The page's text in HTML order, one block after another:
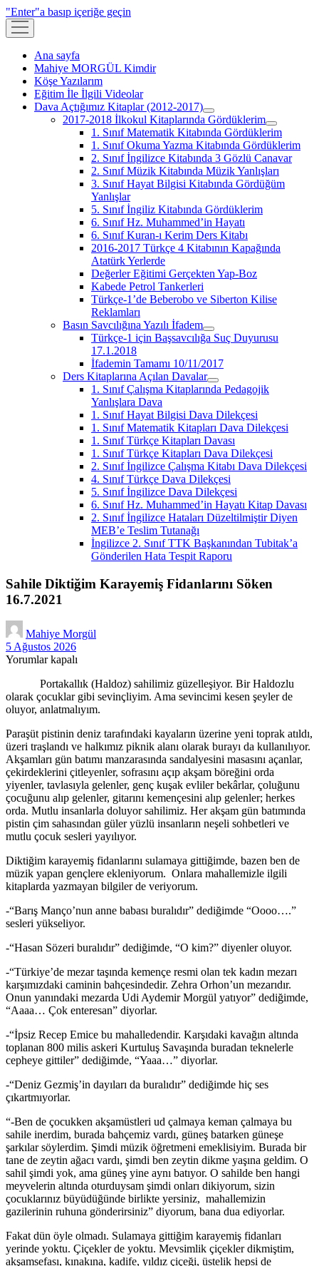
"Enter"a basıp içeriğe geçin
menüyü
aç
Ana sayfa
Mahiye MORGÜL Kimdir
Köşe Yazılarım
Eğitim İle İlgili Videolar
Dava Açtığımız Kitaplar (2012-2017)
menüyü
aç
2017-2018 İlkokul Kitaplarında Gördüklerim
menüyü
aç
1. Sınıf Matematik Kitabında Gördüklerim
1. Sınıf Okuma Yazma Kitabında Gördüklerim
2. Sınıf İngilizce Kitabında 3 Gözlü Canavar
2. Sınıf Müzik Kitabında Müzik Yanlışları
3. Sınıf Hayat Bilgisi Kitabında Gördüğüm
Yanlışlar
5. Sınıf İngiliz Kitabında Gördüklerim
6. Sınıf Hz. Muhammed’in Hayatı
6. Sınıf Kuran-ı Kerim Ders Kitabı
2016-2017 Türkçe 4 Kitabının Kapağında
Atatürk Yerlerde
Değerler Eğitimi Gerçekten Yap-Boz
Kabede Petrol Tankerleri
Türkçe-1’de Beberobo ve Siberton Kilise
Reklamları
Basın Savcılığına Yazılı İfadem
menüyü
aç
Türkçe-1 için Başsavcılığa Suç Duyurusu
17.1.2018
İfademin Tamamı 10/11/2017
Ders Kitaplarına Açılan Davalar
menüyü
aç
1. Sınıf Çalışma Kitaplarında Pedagojik
Yanlışlara Dava
1. Sınıf Hayat Bilgisi Dava Dilekçesi
1. Sınıf Matematik Kitapları Dava Dilekçesi
1. Sınıf Türkçe Kitapları Davası
1. Sınıf Türkçe Kitapları Dava Dilekçesi
2. Sınıf İngilizce Çalışma Kitabı Dava Dilekçesi
4. Sınıf Türkçe Dava Dilekçesi
5. Sınıf İngilizce Dava Dilekçesi
6. Sınıf Hz. Muhammed’in Hayatı Kitap Davası
2. Sınıf İngilizce Hataları Düzeltilmiştir Diyen
MEB’e Teslim Tutanağı
İngilizce 2. Sınıf TTK Başkanından Tubitak’a
Gönderilen Hata Tespit Raporu
Sahile Diktiğim Karayemiş Fidanlarını Söken
16.7.2021
Mahiye Morgül
5 Ağustos 2026
Yorumlar kapalı
Portakallık (Haldoz) sahilimiz güzelleşiyor. Bir Haldozlu
olarak çocuklar gibi sevinçliyim. Ama sevincimi kesen şeyler de
oluyor, anlatmalıyım.
Paraşüt pistinin deniz tarafındaki kayaların üzerine yeni toprak atıldı,
üzeri traşlandı ve halkımız piknik alanı olarak burayı da kullanılıyor.
Akşamları gün batımı manzarasında sandalyesini masasını açanlar,
çekirdeklerini çitleyenler, sofrasını açıp akşam böreğini orda
yiyenler, tavlasıyla gelenler, genç kuşak evliler bekârlar, çoluğunu
çocuğunu alıp gelenler, gitarını kemençesini alıp gelenler; herkes
orda. Mutlu insanlarla doluyor sahilimiz. Her akşam gün batımında
pistin çim sahasından güler yüzlü insanların neşeli sohbetleri ve
mutlu çocuk sesleri yayılıyor.
Diktiğim karayemiş fidanlarını sulamaya gittiğimde, bazen ben de
müzik yapan gençlere ekleniyorum. Onlara mahallemizle ilgili
kitaplarda yazmayan bilgiler de veriyorum.
-“Barış Manço’nun anne babası buralıdır” dediğimde “Oooo….”
sesleri yükseliyor.
-“Hasan Sözeri buralıdır” dediğimde, “O kim?” diyenler oluyor.
-“Türkiye’de mezar taşında kemençe resmi olan tek kadın mezarı
karşımızdaki caminin bahçesindedir. Zehra Orhon’un mezarıdır.
Onun yanındaki mezarda Udi Aydemir Morgül yatıyor” dediğimde,
“Aaaa… Çok enteresan” diyorlar.
-“İpsiz Recep Emice bu mahalledendir. Karşıdaki kavağın altında
toplanan 800 milis askeri Kurtuluş Savaşında buradan teknelerle
cepheye gittiler” dediğimde, “Yaaa…” diyorlar.
-“Deniz Gezmiş’in dayıları da buralıdır” dediğimde hiç ses
çıkartmıyorlar.
“-Ben de çocukken akşamüstleri ud çalmaya keman çalmaya bu
sahile inerdim, burada bahçemiz vardı, güneş batarken güneşe
şarkılar söylerdim. Şimdi müzik öğretmeni emeklisiyim. Burada bir
tane de zeytin ağacı vardı, şimdi ben zeytin dikme yaşına geldim. O
sahil şimdi yok, ama güneş yine aynı batıyor. O sahilde ben hangi
meyvelerin altında oturduysam şimdi onları dikiyorum, sizin
çocuklarınız büyüdüğünde birlikte yersiniz, mahallemizin
gazilerinin ruhuna gönderirsiniz” diyorum, bana dua ediyorlar.
Fakat dün öyle olmadı. Sulamaya gittiğim karayemiş fidanları
yerinde yoktu. Çiçekler de yoktu. Mevsimlik çiçekler dikmiştim,
akşamsefası, kınakına, kadife, yıldız çiçeği, üstelik hepsi de